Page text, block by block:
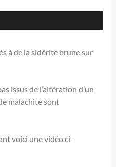
à de la sidérite brune sur
issus de l’altération d’un
malachite sont
voici une vidéo ci-